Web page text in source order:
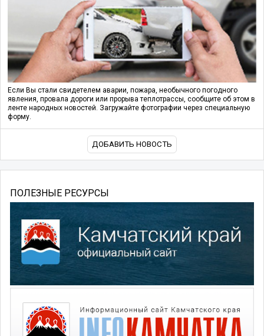
Если Вы стали свидетелем аварии, пожара, необычного погодного
явления, провала дороги или прорыва теплотрассы, сообщите об этом в
ленте народных новостей. Загружайте фотографии через специальную
форму.
ДОБАВИТЬ НОВОСТЬ
ПОЛЕЗНЫЕ РЕСУРСЫ